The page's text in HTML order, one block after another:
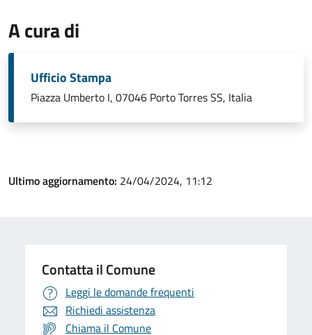
A cura di
Ufficio Stampa
Piazza Umberto I, 07046 Porto Torres SS, Italia
Ultimo aggiornamento: 24/04/2024, 11:12
Contatta il Comune
Leggi le domande frequenti
Richiedi assistenza
Chiama il Comune